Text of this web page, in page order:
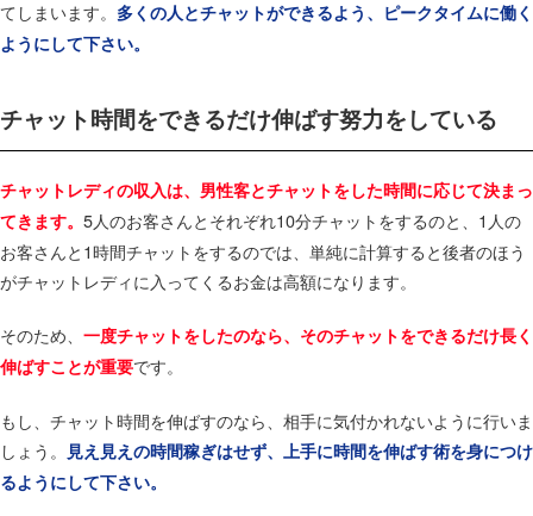
てしまいます。 多くの人とチャットができるよう、ピークタイムに働く
ようにして下さい。
チャット時間をできるだけ伸ばす努力をしている
チャットレディの収入は、男性客とチャットをした時間に応じて決まっ
てきます。 5人のお客さんとそれぞれ10分チャットをするのと、1人の
お客さんと1時間チャットをするのでは、単純に計算すると後者のほう
がチャットレディに入ってくるお金は高額になります。
そのため、 一度チャットをしたのなら、そのチャットをできるだけ長く
伸ばすことが重要です。
もし、チャット時間を伸ばすのなら、相手に気付かれないように行いま
しょう。 見え見えの時間稼ぎはせず、上手に時間を伸ばす術を身につけ
るようにして下さい。